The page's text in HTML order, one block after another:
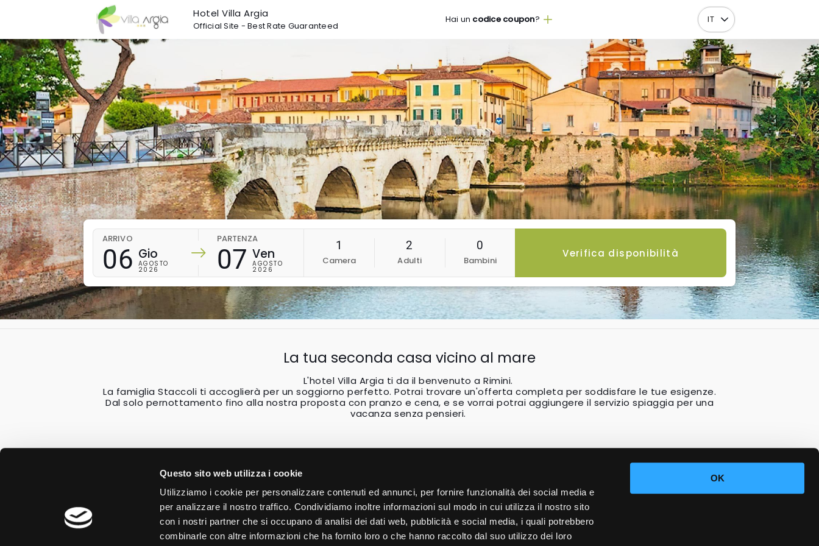
Questo sito web utilizza i cookie
Utilizziamo i cookie per personalizzare contenuti ed annunci, per fornire funzionalità dei social media e
per analizzare il nostro traffico. Condividiamo inoltre informazioni sul modo in cui utilizza il nostro sito
con i nostri partner che si occupano di analisi dei dati web, pubblicità e social media, i quali potrebbero
combinarle con altre informazioni che ha fornito loro o che hanno raccolto dal suo utilizzo dei loro
OK
Hotel Villa Argia
Official Site - Best Rate Guaranteed
Hai un codice coupon? IT
ARRIVO
06 Gio
AGOSTO
2026
PARTENZA
07 Ven
AGOSTO
2026
1
Camera
2
Adulti
0
Bambini
Verifica disponibilità
La tua seconda casa vicino al mare
L'hotel Villa Argia ti da il benvenuto a Rimini.
La famiglia Staccoli ti accoglierà per un soggiorno perfetto. Potrai trovare un'offerta completa per soddisfare le tue esigenze.
Dal solo pernottamento fino alla nostra proposta con pranzo e cena, e se vorrai potrai aggiungere il servizio spiaggia per una
vacanza senza pensieri.
Hotel Villa Argia